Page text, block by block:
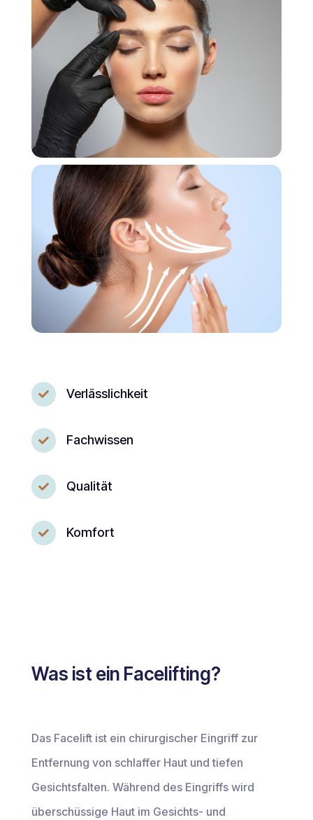
 Verlässlichkeit
 Fachwissen
 Qualität
 Komfort
Was ist ein Facelifting?
Das Facelift ist ein chirurgischer Eingriff zur
Entfernung von schlaffer Haut und tiefen
Gesichtsfalten. Während des Eingriffs wird
überschüssige Haut im Gesichts- und